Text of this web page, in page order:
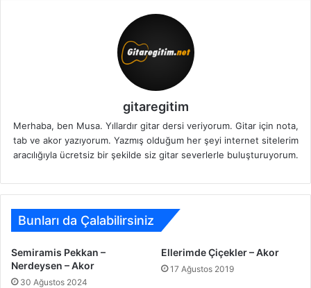
gitaregitim
Merhaba, ben Musa. Yıllardır gitar dersi veriyorum. Gitar için nota,
tab ve akor yazıyorum. Yazmış olduğum her şeyi internet sitelerim
aracılığıyla ücretsiz bir şekilde siz gitar severlerle buluşturuyorum.
Bunları da Çalabilirsiniz
Semiramis Pekkan –
Nerdeysen – Akor
30 Ağustos 2024
Ellerimde Çiçekler – Akor
17 Ağustos 2019